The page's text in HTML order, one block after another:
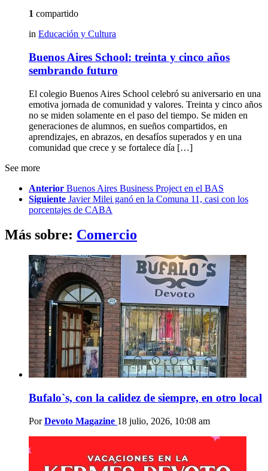
1 compartido
in Educación y Cultura
Buenos Aires School: treinta y cinco años
sembrando futuro
El colegio Buenos Aires School celebró su aniversario en una
emotiva jornada de comunidad y valores. Treinta y cinco años
no se miden solamente en el paso del tiempo. Se miden en
generaciones de alumnos, en sueños compartidos, en
aprendizajes, en abrazos, en desafíos superados y en una
comunidad que crece y se fortalece día […]
See more
Anterior Buenos Aires Business Project en el BAS
Siguiente Javier Milei ganó en la Comuna 11, casi con los
porcentajes de CABA
Más sobre: Comercio
Bufalo`s, con la calidez de siempre, en otro local
Por Devoto Magazine 18 julio, 2026, 10:08 am